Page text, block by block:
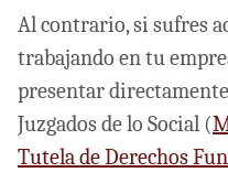
Al contrario, si sufres
trabajando en tu
presentar
Juzgados de lo Social (
Tutela de Derechos